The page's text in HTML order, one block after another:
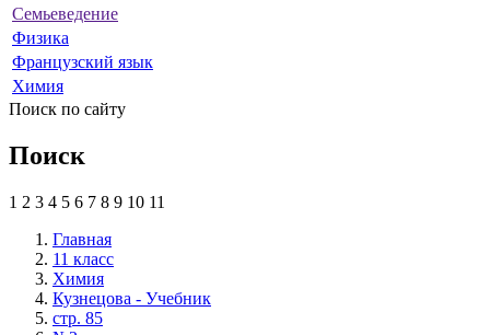
Семьеведение
Физика
Французский язык
Химия
Поиск по сайту
Поиск
1 2 3 4 5 6 7 8 9 10 11
Главная
11 класс
Химия
Кузнецова - Учебник
стр. 85